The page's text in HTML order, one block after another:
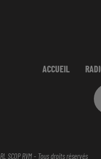
ACCUEIL
SCOP RVM - Tous droits réservés